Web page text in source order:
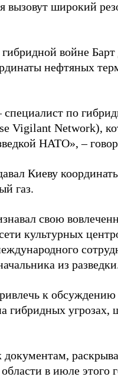
вызовут широкий
войне Барт
нефтяных
по
Vigilant Network),
НАТО», –
Киеву
газ.
свою
культурных
из
к
гибридных
в июле этого